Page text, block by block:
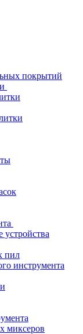
покрытий
пил
инструмента
миксеров